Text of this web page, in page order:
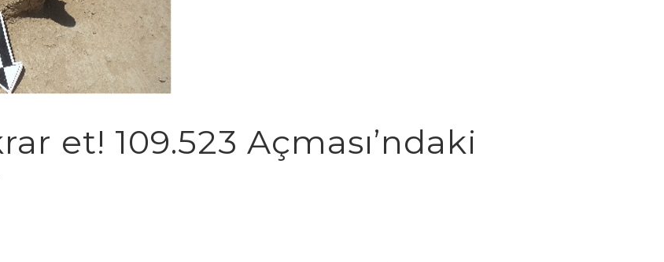
et! 109.523 Açması’ndaki